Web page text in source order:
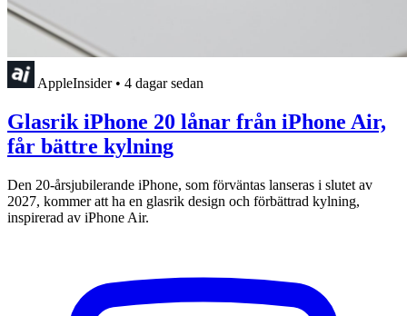
AppleInsider • 4 dagar sedan
Glasrik iPhone 20 lånar från iPhone Air,
får bättre kylning
Den 20-årsjubilerande iPhone, som förväntas lanseras i slutet av
2027, kommer att ha en glasrik design och förbättrad kylning,
inspirerad av iPhone Air.